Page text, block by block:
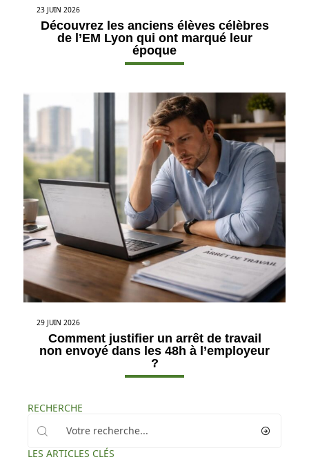
23 JUIN 2026
Découvrez les anciens élèves célèbres
de l’EM Lyon qui ont marqué leur
époque
29 JUIN 2026
Comment justifier un arrêt de travail
non envoyé dans les 48h à l’employeur
?
RECHERCHE
LES ARTICLES CLÉS